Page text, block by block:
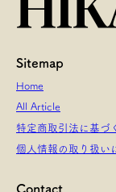
Sitemap
Home
All Article
特定商取引法に基づ
個人情報の取り扱い
Contact